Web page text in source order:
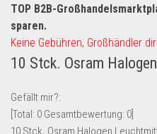
Handy und Smartphone
Kosmetik & Pflege
Multimedia & Elektro
TOP B2B-
sparen.
Keine Gebühren, Großhändler
10 Stck. Osram
Gefällt mir?:
[Total: 0 Gesamtbewertung: 0
10 Stck. Osram Halogen